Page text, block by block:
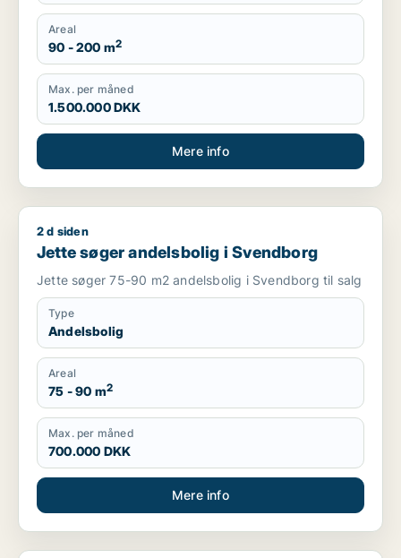
Areal
90 - 200 m2
Max. per måned
1.500.000 DKK
Mere info
Jette søger andelsbolig i Svendborg
2 d siden
Jette søger andelsbolig i Svendborg
Jette søger 75-90 m2 andelsbolig i Svendborg til salg
Type
Andelsbolig
Areal
75 - 90 m2
Max. per måned
700.000 DKK
Mere info